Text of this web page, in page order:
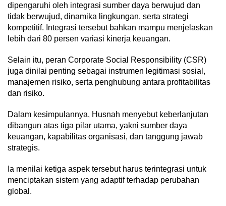
dipengaruhi oleh integrasi sumber daya berwujud dan
tidak berwujud, dinamika lingkungan, serta strategi
kompetitif. Integrasi tersebut bahkan mampu menjelaskan
lebih dari 80 persen variasi kinerja keuangan.
Selain itu, peran Corporate Social Responsibility (CSR)
juga dinilai penting sebagai instrumen legitimasi sosial,
manajemen risiko, serta penghubung antara profitabilitas
dan risiko.
Dalam kesimpulannya, Husnah menyebut keberlanjutan
dibangun atas tiga pilar utama, yakni sumber daya
keuangan, kapabilitas organisasi, dan tanggung jawab
strategis.
Ia menilai ketiga aspek tersebut harus terintegrasi untuk
menciptakan sistem yang adaptif terhadap perubahan
global.